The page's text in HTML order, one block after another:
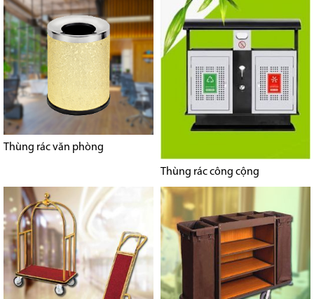
Thùng rác văn phòng
Thùng rác công cộng